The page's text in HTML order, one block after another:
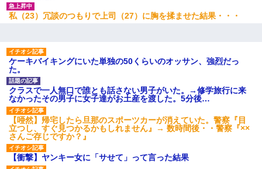
私（23）冗談のつもりで上司（27）に胸を揉ませた結果・・・
ケーキバイキングにいた単独の50くらいのオッサン、強烈だっ
た。
クラスで一人無口で誰とも話さない男子がいた。→修学旅行に来
なかったその男子に女子達がお土産を渡した。5分後…
【唖然】帰宅したら旦那のスポーツカーが消えていた。警察『目
立つし、すぐ見つかるかもしれません』→ 数時間後・・警察『××
さんご存じですか？』
【衝撃】ヤンキー女に「サせて」って言った結果